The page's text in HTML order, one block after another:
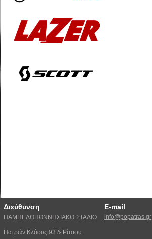
Διεύθυνση E-mail
ΠΑΜΠΕΛΟΠΟΝΝΗΣΙΑΚΟ ΣΤΑΔΙΟ
Πατρών Κλάους 93 & Ρίτσου
info@popatras.gr